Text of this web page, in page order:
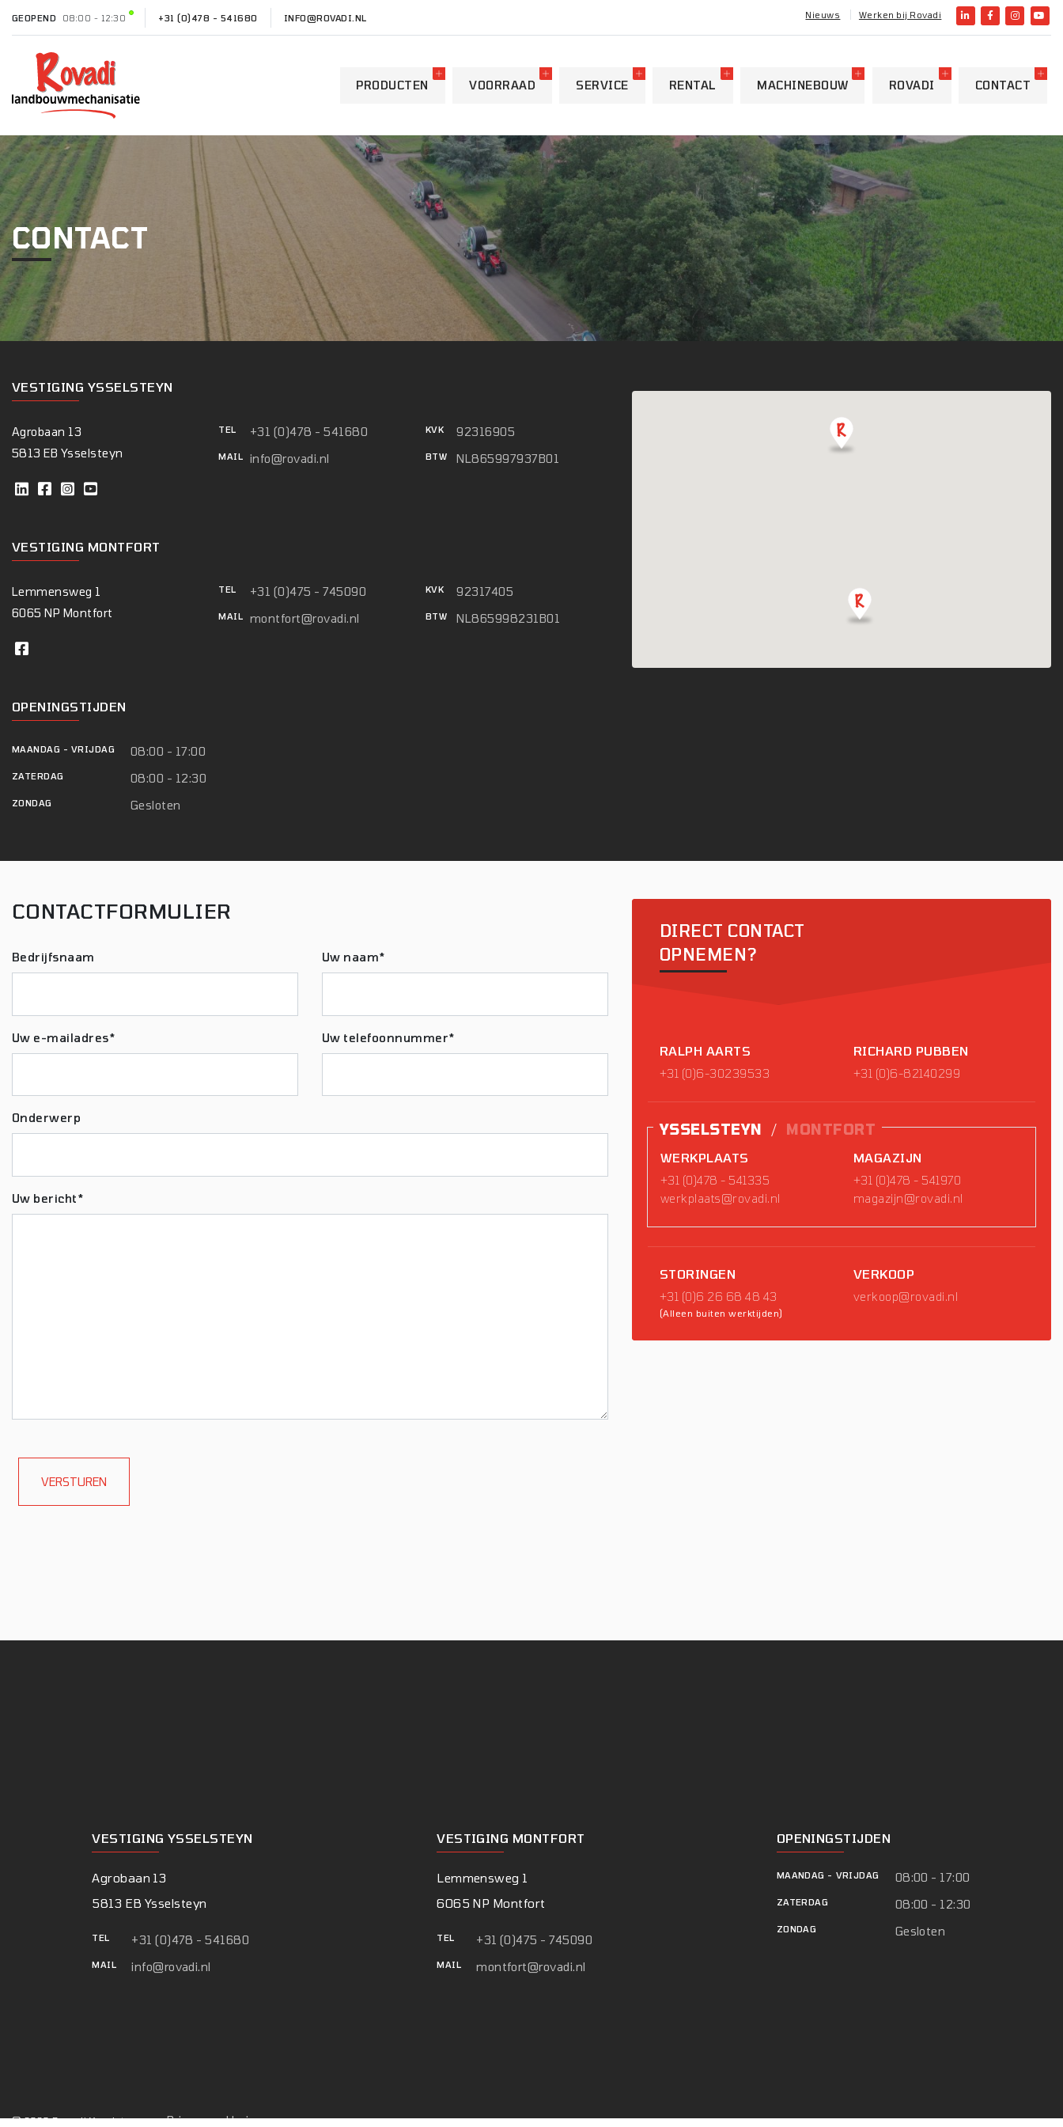
GEOPEND 08:00 - 12:30 +31 (0)478 - 541680 INFO@ROVADI.NL Nieuws Werken bij Rovadi
PRODUCTEN VOORRAAD SERVICE RENTAL MACHINEBOUW ROVADI CONTACT
CONTACT
VESTIGING YSSELSTEYN
Agrobaan 13
5813 EB Ysselsteyn
TEL +31 (0)478 - 541680
MAIL info@rovadi.nl
KVK 92316905
BTW NL865997937B01
VESTIGING MONTFORT
Lemmensweg 1
6065 NP Montfort
TEL +31 (0)475 - 745090
MAIL montfort@rovadi.nl
KVK 92317405
BTW NL865998231B01
OPENINGSTIJDEN
MAANDAG - VRIJDAG 08:00 - 17:00
ZATERDAG 08:00 - 12:30
ZONDAG Gesloten
CONTACTFORMULIER
Bedrijfsnaam Uw naam*
Uw e-mailadres* Uw telefoonnummer*
Onderwerp
Uw bericht*
DIRECT CONTACT
OPNEMEN?
RALPH AARTS
+31 (0)6-30239533
RICHARD PUBBEN
+31 (0)6-82140299
YSSELSTEYN / MONTFORT
WERKPLAATS
+31 (0)478 - 541335
werkplaats@rovadi.nl
MAGAZIJN
+31 (0)478 - 541970
magazijn@rovadi.nl
STORINGEN
+31 (0)6 26 68 48 43
(Alleen buiten werktijden)
VERKOOP
verkoop@rovadi.nl
VESTIGING YSSELSTEYN
Agrobaan 13
5813 EB Ysselsteyn
TEL +31 (0)478 - 541680
MAIL info@rovadi.nl
VESTIGING MONTFORT
Lemmensweg 1
6065 NP Montfort
TEL +31 (0)475 - 745090
MAIL montfort@rovadi.nl
OPENINGSTIJDEN
MAANDAG - VRIJDAG 08:00 - 17:00
ZATERDAG 08:00 - 12:30
ZONDAG Gesloten
© 2026 Rovadi Ysselsteyn Privacyverklaring